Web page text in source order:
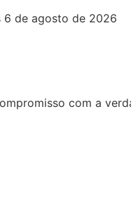
6 de agosto de 2026
com a